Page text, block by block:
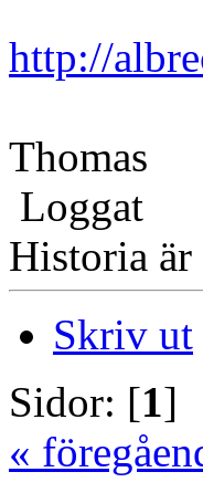
http://
Thomas
Loggat
Historia är
Skriv ut
Sidor: [1]
«